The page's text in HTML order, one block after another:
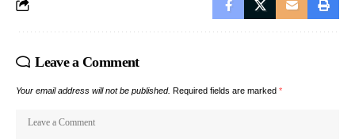
Leave a Comment
Your email address will not be published. Required fields are marked *